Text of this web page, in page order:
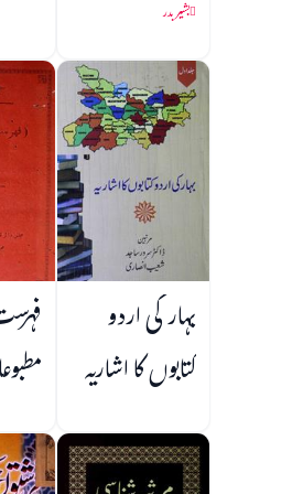
بشیر بدر
بہار کی اردو
کتابوں کا اشاریہ